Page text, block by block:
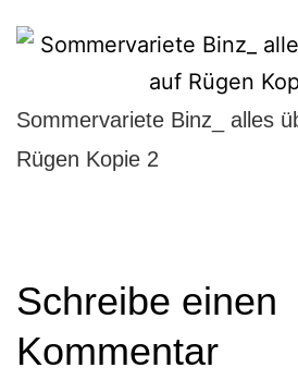
Sommervariete Binz_ alles
Rügen Kopie 2
Schreibe einen
Kommentar